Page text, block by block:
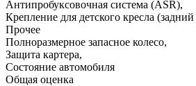
Антипробуксовочная система (ASR),
Крепление для детского кресла
Прочее
Полноразмерное запасное колесо,
Защита картера,
Состояние автомобиля
Общая оценка